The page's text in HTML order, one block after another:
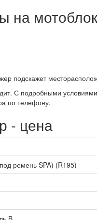
на
подскажет
С подробными
по телефону.
- цена
ремень SPA) (R195)